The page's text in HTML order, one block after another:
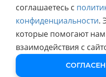
соглашаетесь с
конфиденциальности.
которые помогают
взаимодействия с